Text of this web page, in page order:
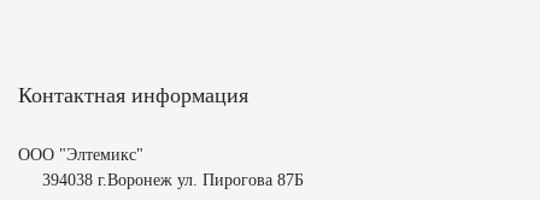
Контактная информация
ООО "Элтемикс"
394038 г.Воронеж ул. Пирогова 87Б